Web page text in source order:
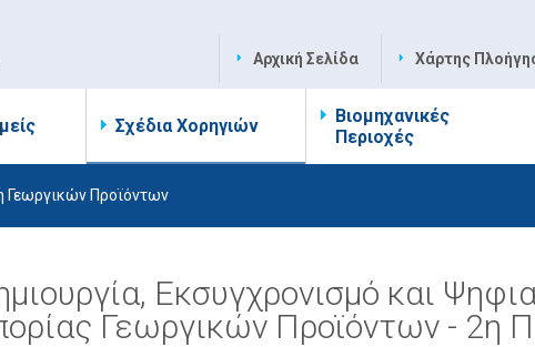
Αρχική Σελίδα Χάρτης
Σχέδια Χορηγιών
Βιομηχανικές
Περιοχές
Γεωργικών Προϊόντων
Εκσυγχρονισμό και
Γεωργικών Προϊόντων - 2η